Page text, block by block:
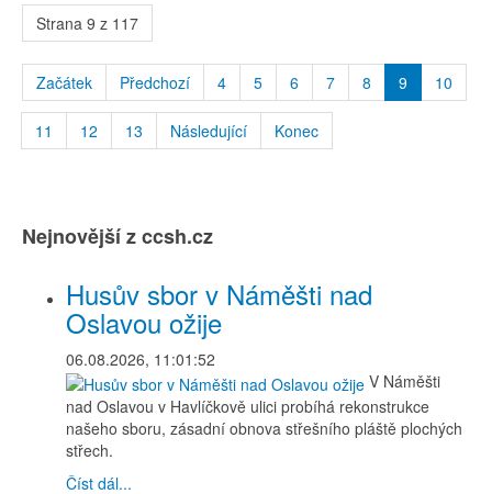
Strana 9 z 117
Začátek Předchozí 4 5 6 7 8 9 10
11 12 13 Následující Konec
Nejnovější z ccsh.cz
Husův sbor v Náměšti nad
Oslavou ožije
06.08.2026, 11:01:52
V Náměšti
nad Oslavou v Havlíčkově ulici probíhá rekonstrukce
našeho sboru, zásadní obnova střešního pláště plochých
střech.
Číst dál...